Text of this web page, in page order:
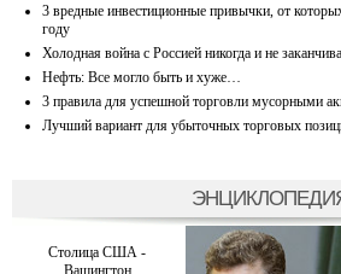
3 вредные инвестиционные привычки, от
году
Холодная война с Россией никогда и не
Нефть: Все могло быть и хуже…
3 правила для успешной торговли мусорными
Лучший вариант для убыточных торговых
Столица США -
Вашингтон